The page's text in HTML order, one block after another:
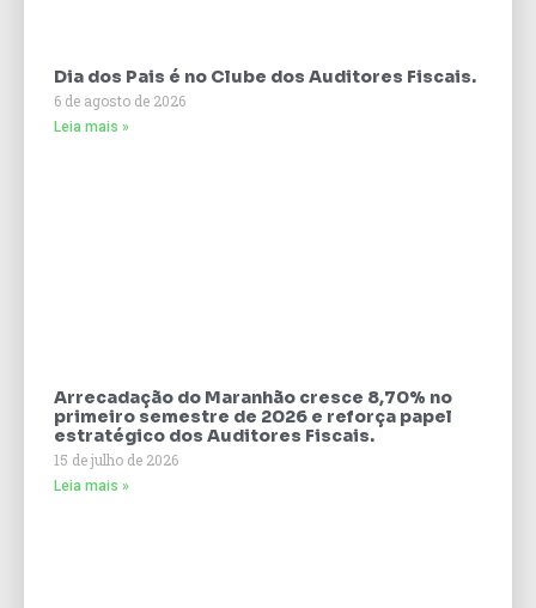
Dia dos Pais é no Clube dos Auditores Fiscais.
6 de agosto de 2026
Leia mais »
Arrecadação do Maranhão cresce 8,70% no
primeiro semestre de 2026 e reforça papel
estratégico dos Auditores Fiscais.
15 de julho de 2026
Leia mais »